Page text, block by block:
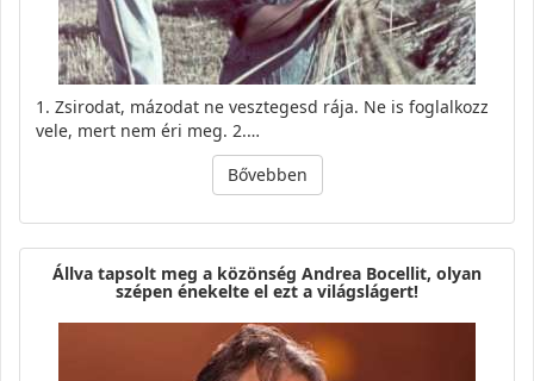
1. Zsirodat, mázodat ne vesztegesd rája. Ne is foglalkozz
vele, mert nem éri meg. 2.…
Bővebben
Állva tapsolt meg a közönség Andrea Bocellit, olyan
szépen énekelte el ezt a világslágert!